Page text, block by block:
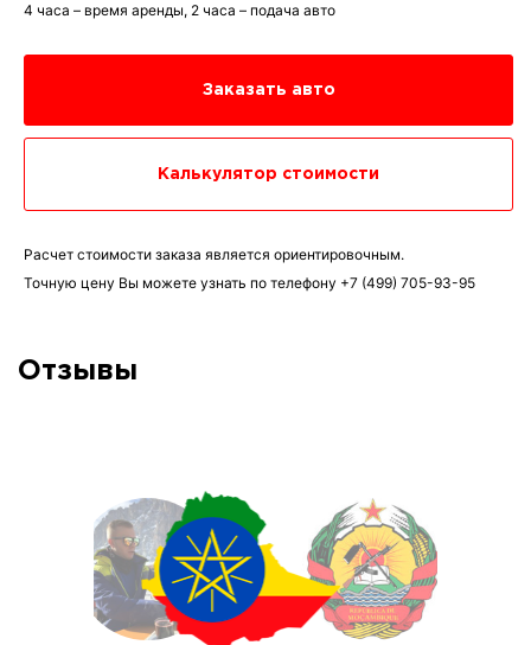
4 часа – время аренды, 2 часа – подача авто
Заказать авто
Калькулятор стоимости
Расчет стоимости заказа является ориентировочным.
Точную цену Вы можете узнать по телефону +7 (499) 705-93-95
Отзывы